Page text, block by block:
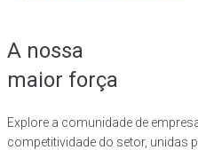
A nossa
maior força
Explore a comunidade de
competitividade do setor, unidas